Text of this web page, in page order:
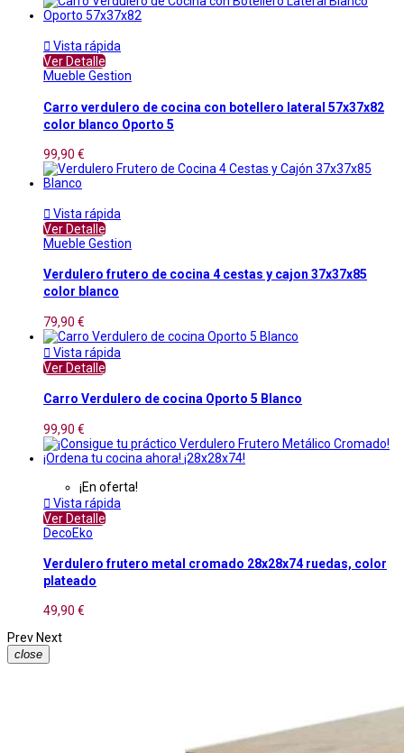
 Vista rápida
Ver Detalle
Mueble Gestion
Carro verdulero de cocina con botellero lateral 57x37x82
color blanco Oporto 5
99,90 €
 Vista rápida
Ver Detalle
Mueble Gestion
Verdulero frutero de cocina 4 cestas y cajon 37x37x85
color blanco
79,90 €
 Vista rápida
Ver Detalle
Carro Verdulero de cocina Oporto 5 Blanco
99,90 €
¡En oferta!
 Vista rápida
Ver Detalle
DecoEko
Verdulero frutero metal cromado 28x28x74 ruedas, color
plateado
49,90 €
Prev Next
close